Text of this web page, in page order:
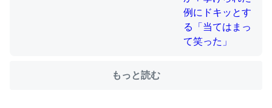
─たまにLINEするくらいだった遠方の父67歳と僕。ITツール導入で
コミュニケーションが劇的に変化した｜tayorini by LIFULL介護
もっと読む